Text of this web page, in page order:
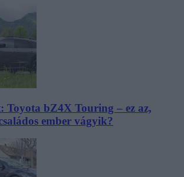
Toyota bZ4X Touring – ez az,
ember vágyik?